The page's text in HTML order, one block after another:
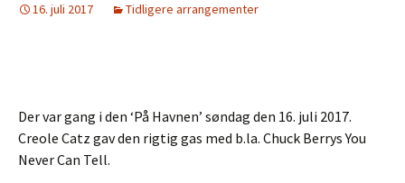
16. juli 2017 Tidligere arrangementer
Der var gang i den ‘På Havnen’ søndag den 16. juli 2017.
Creole Catz gav den rigtig gas med b.la. Chuck Berrys You
Never Can Tell.